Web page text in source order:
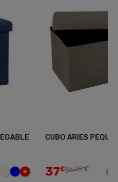
+
CUBO ARIES
37€46,25 €